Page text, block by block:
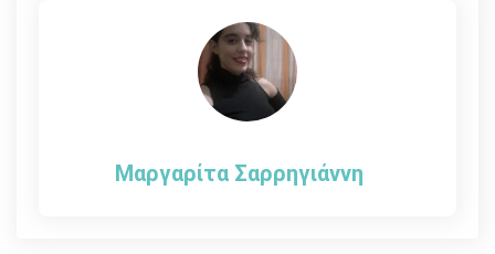
Μαργαρίτα Σαρρηγιάννη